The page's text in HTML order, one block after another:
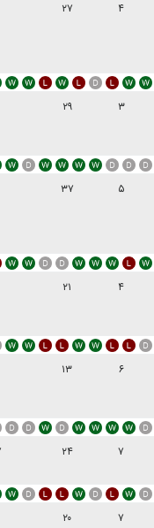
۴ ۲۷
۳ ۲۹
۵ ۳۷
۴ ۲۱
۶ ۱۳
۷ ۲۴
۷ ۲۰